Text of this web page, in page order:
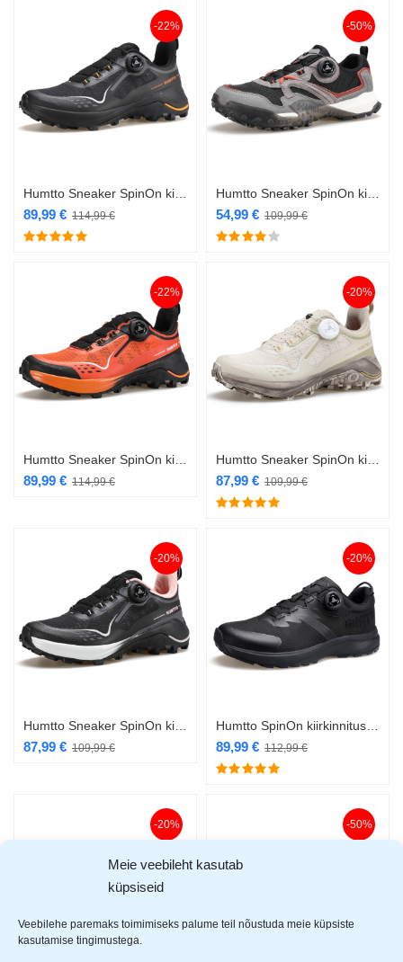
Meie veebileht kasutab
küpsiseid
Veebilehe paremaks toimimiseks palume teil nõustuda meie küpsiste
kasutamise tingimustega.
-22%
114,99€
89,99 €
-50%
109,99€
54,99 €
-22%
114,99€
89,99 €
-20%
109,99€
87,99 €
-20%
109,99€
87,99 €
-20%
112,99€
89,99 €
-20% -50%